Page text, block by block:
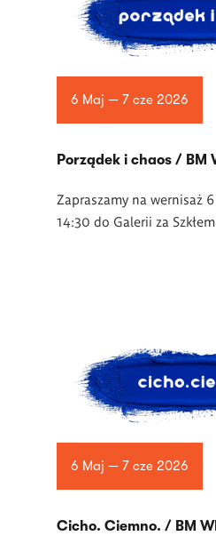
6 Maj — 7 cze 2026
Porządek i chaos / BM
Zapraszamy na wernisaż
14:30 do Galerii za Szkłem
6 Maj — 7 cze 2026
Cicho. Ciemno. / BM